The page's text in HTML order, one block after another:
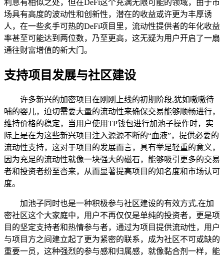
利息有相似之处，但在DeFi这个充满无限可能的领域，由于市
场具有高度的波动性和创新性，潜在的收益或许更为丰厚诱
人，在一些炙手可热的DeFi项目里，流动性提供者的年化收益
率甚至可能达到两位数，乃至更高，这无疑为用户开启了一扇
通往财富增值的新大门。
支持项目发展与社区建设
许多新兴的加密项目在刚刚上线的初期阶段,犹如嗷嗷待
哺的婴儿，迫切需要大量的流动性来确保交易能够顺畅进行，
维持价格的稳定，当用户使用TP钱包进行加池子操作时，实
际上是在为这些新兴项目注入源源不断的“血液”，提供必要的
流动性支持，这对于项目的发展而言，具有举足轻重的意义，
因为充足的流动性就像一块强大的磁石，能够吸引更多的交易
者和投资者纷至沓来，从而显著提高项目的知名度和市场认可
度。
加池子同时也是一种积极参与社区建设的有效方式,在加
密社区这个大家庭中，用户不再仅仅是单纯的投资者，更是项
目的坚定支持者和热情参与者，通过为项目提供流动性，用户
与项目方之间建立起了更为紧密的联系，成为社区不可或缺的
重要一员，这种强烈的参与感和归属感，就像黏合剂一样，能